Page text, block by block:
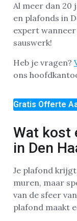
Al meer dan 20
en plafonds in
expert
sauswerk!
Heb je vragen?
ons
Gratis Offerte
Wat kost
in Den
Je plafond
muren, maar
van de sfeer
plafond maakt